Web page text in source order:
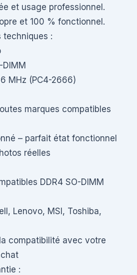
68,95 €.
et usage professionnel.
et 100 % fonctionnel.
techniques :
DIMM
MHz (PC4-2666)
marques compatibles
– parfait état fonctionnel
réelles
DDR4 SO-DIMM
Lenovo, MSI, Toshiba,
compatibilité avec votre
: